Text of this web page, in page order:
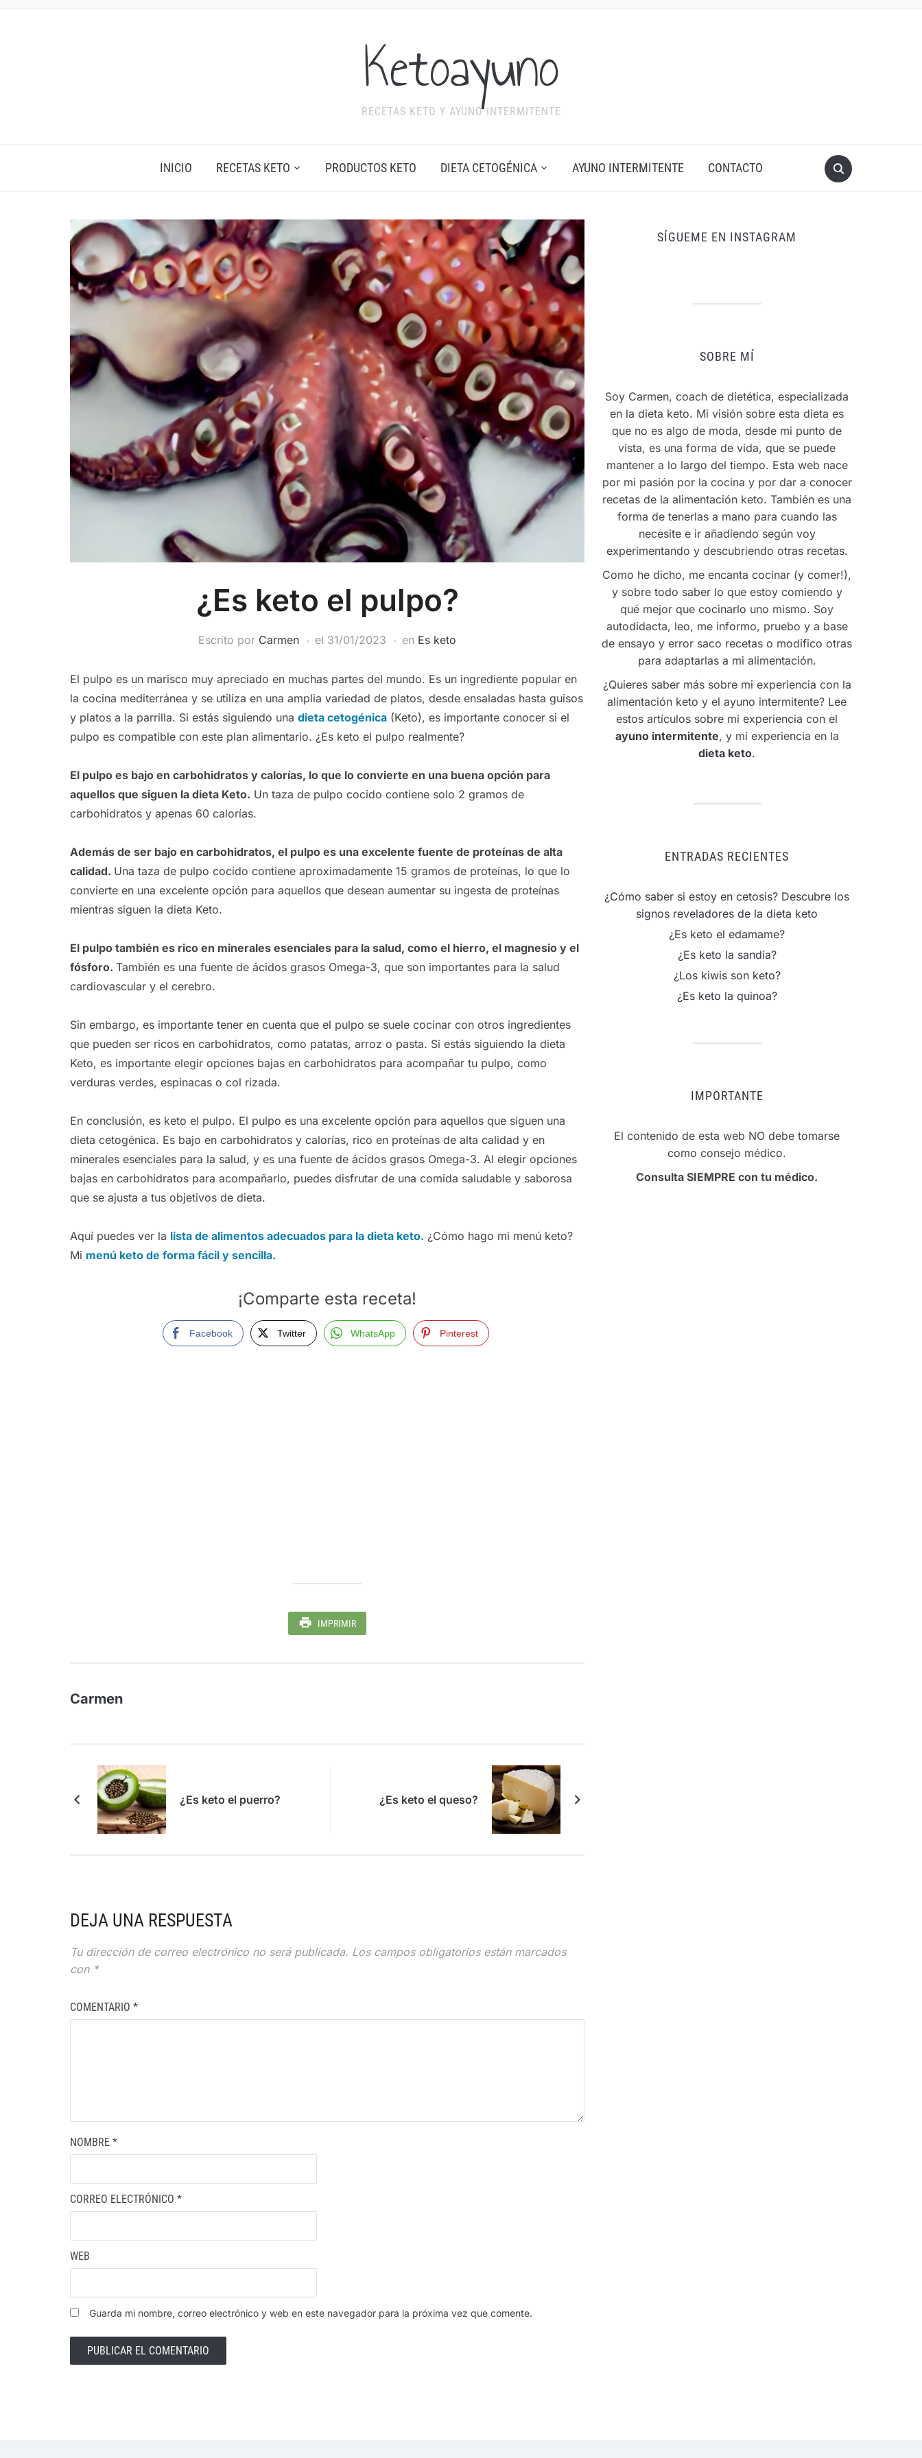
Ketoayuno
RECETAS KETO Y AYUNO INTERMITENTE
INICIO RECETAS KETO PRODUCTOS KETO DIETA CETOGÉNICA AYUNO INTERMITENTE CONTACTO
¿Es keto el pulpo?
Escrito por Carmen el 31/01/2023 en Es keto
El pulpo es un marisco muy apreciado en muchas partes del mundo. Es un ingrediente popular en
la cocina mediterránea y se utiliza en una amplia variedad de platos, desde ensaladas hasta guisos
y platos a la parrilla. Si estás siguiendo una dieta cetogénica (Keto), es importante conocer si el
pulpo es compatible con este plan alimentario. ¿Es keto el pulpo realmente?
El pulpo es bajo en carbohidratos y calorías, lo que lo convierte en una buena opción para
aquellos que siguen la dieta Keto. Un taza de pulpo cocido contiene solo 2 gramos de
carbohidratos y apenas 60 calorías.
Además de ser bajo en carbohidratos, el pulpo es una excelente fuente de proteínas de alta
calidad. Una taza de pulpo cocido contiene aproximadamente 15 gramos de proteínas, lo que lo
convierte en una excelente opción para aquellos que desean aumentar su ingesta de proteínas
mientras siguen la dieta Keto.
El pulpo también es rico en minerales esenciales para la salud, como el hierro, el magnesio y el
fósforo. También es una fuente de ácidos grasos Omega-3, que son importantes para la salud
cardiovascular y el cerebro.
Sin embargo, es importante tener en cuenta que el pulpo se suele cocinar con otros ingredientes
que pueden ser ricos en carbohidratos, como patatas, arroz o pasta. Si estás siguiendo la dieta
Keto, es importante elegir opciones bajas en carbohidratos para acompañar tu pulpo, como
verduras verdes, espinacas o col rizada.
En conclusión, es keto el pulpo. El pulpo es una excelente opción para aquellos que siguen una
dieta cetogénica. Es bajo en carbohidratos y calorías, rico en proteínas de alta calidad y en
minerales esenciales para la salud, y es una fuente de ácidos grasos Omega-3. Al elegir opciones
bajas en carbohidratos para acompañarlo, puedes disfrutar de una comida saludable y saborosa
que se ajusta a tus objetivos de dieta.
Aquí puedes ver la lista de alimentos adecuados para la dieta keto. ¿Cómo hago mi menú keto?
Mi menú keto de forma fácil y sencilla.
¡Comparte esta receta!
Facebook Twitter WhatsApp Pinterest
IMPRIMIR
Carmen
¿Es keto el puerro? ¿Es keto el queso?
DEJA UNA RESPUESTA
Tu dirección de correo electrónico no será publicada. Los campos obligatorios están marcados
con *
COMENTARIO *
NOMBRE *
CORREO ELECTRÓNICO *
WEB
Guarda mi nombre, correo electrónico y web en este navegador para la próxima vez que comente.
SÍGUEME EN INSTAGRAM
SOBRE MÍ
Soy Carmen, coach de dietética, especializada
en la dieta keto. Mi visión sobre esta dieta es
que no es algo de moda, desde mi punto de
vista, es una forma de vida, que se puede
mantener a lo largo del tiempo. Esta web nace
por mi pasión por la cocina y por dar a conocer
recetas de la alimentación keto. También es una
forma de tenerlas a mano para cuando las
necesite e ir añadiendo según voy
experimentando y descubriendo otras recetas.
Como he dicho, me encanta cocinar (y comer!),
y sobre todo saber lo que estoy comiendo y
qué mejor que cocinarlo uno mismo. Soy
autodidacta, leo, me informo, pruebo y a base
de ensayo y error saco recetas o modifico otras
para adaptarlas a mi alimentación.
¿Quieres saber más sobre mi experiencia con la
alimentación keto y el ayuno intermitente? Lee
estos artículos sobre mi experiencia con el
ayuno intermitente, y mi experiencia en la
dieta keto.
ENTRADAS RECIENTES
¿Cómo saber si estoy en cetosis? Descubre los
signos reveladores de la dieta keto
¿Es keto el edamame?
¿Es keto la sandía?
¿Los kiwis son keto?
¿Es keto la quinoa?
IMPORTANTE
El contenido de esta web NO debe tomarse
como consejo médico.
Consulta SIEMPRE con tu médico.